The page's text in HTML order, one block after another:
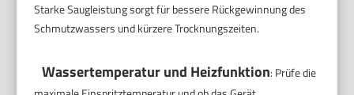
Starke Saugleistung sorgt für bessere Rückgewinnung des
Schmutzwassers und kürzere Trocknungszeiten.
Wassertemperatur und Heizfunktion: Prüfe die